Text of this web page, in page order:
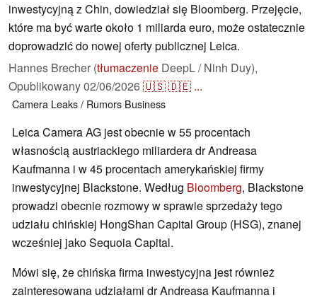
inwestycyjną z Chin, dowiedział się Bloomberg. Przejęcie,
które ma być warte około 1 miliarda euro, może ostatecznie
doprowadzić do nowej oferty publicznej Leica.
Hannes Brecher (tłumaczenie DeepL / Ninh Duy),
Opublikowany02/06/2026🇺🇸🇩🇪 ...
Camera Leaks / Rumors Business
Leica Camera AG jest obecnie w 55 procentach
własnością austriackiego miliardera dr Andreasa
Kaufmanna i w 45 procentach amerykańskiej firmy
inwestycyjnej Blackstone. Według Bloomberg, Blackstone
prowadzi obecnie rozmowy w sprawie sprzedaży tego
udziału chińskiej HongShan Capital Group (HSG), znanej
wcześniej jako Sequoia Capital.
Mówi się, że chińska firma inwestycyjna jest również
zainteresowana udziałami dr Andreasa Kaufmanna i